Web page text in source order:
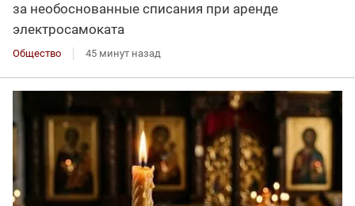
за необоснованные списания при аренде
электросамоката
Общество 45 минут назад